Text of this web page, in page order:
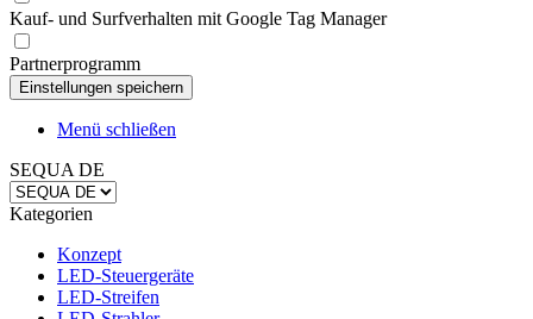
Kauf- und Surfverhalten mit Google Tag Manager
Partnerprogramm
Menü schließen
SEQUA DE
Kategorien
Konzept
LED-Steuergeräte
LED-Streifen